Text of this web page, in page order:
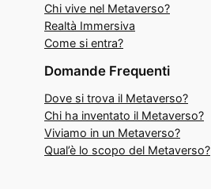
Chi vive nel Metaverso?
Realtà Immersiva
Come si entra?
Domande Frequenti
Dove si trova il Metaverso?
Chi ha inventato il Metaverso?
Viviamo in un Metaverso?
Qual’è lo scopo del Metaverso?